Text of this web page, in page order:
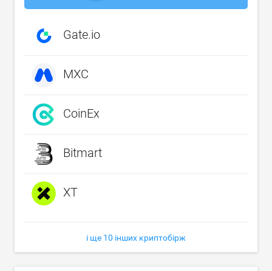
Gate.io
MXC
CoinEx
Bitmart
XT
і ще 10 інших криптобірж